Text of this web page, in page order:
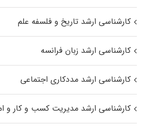
کارشناسی ارشد تاریخ و فلسفه علم
کارشناسی ارشد زبان فرانسه
کارشناسی ارشد مددکاری اجتماعی
کارشناسی ارشد مدیریت کسب و کار و